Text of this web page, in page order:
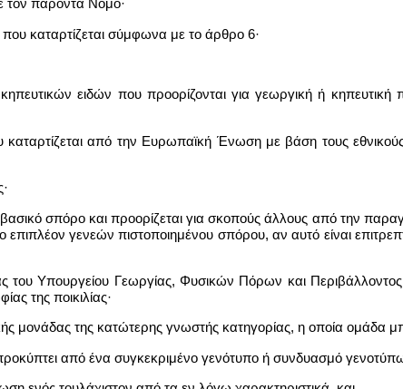
τον παρόντα Νόμο·
που καταρτίζεται σύμφωνα με το άρθρο 6·
ειδών που προορίζονται για γεωργική ή
καταρτίζεται από την Ευρωπαϊκή Ένωση με βάση τους
σπόρο και προορίζεται για σκοπούς άλλους από την
γενεών πιστοποιημένου σπόρου, αν αυτό είναι
του Υπουργείου Γεωργίας, Φυσικών Πόρων και
της ποικιλίας·
μονάδας της κατώτερης γνωστής κατηγορίας, η οποία ομάδα
από ένα συγκεκριμένο γενότυπο ή συνδυασμό